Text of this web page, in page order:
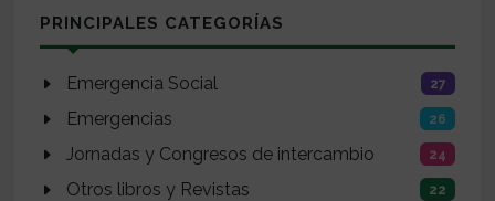
PRINCIPALES CATEGORÍAS
Emergencia Social 27
Emergencias 26
Jornadas y Congresos de intercambio 24
Otros libros y Revistas 22